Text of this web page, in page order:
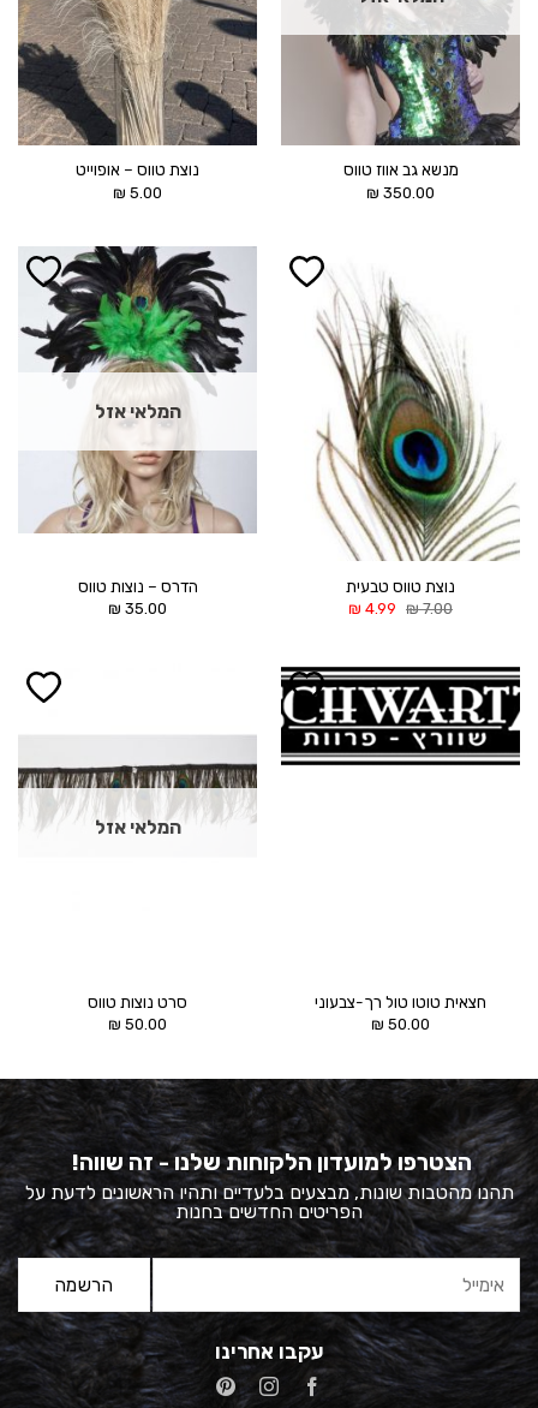
מנשא גב אווז טווס
350.00
₪
נוצת טווס – אופוייט
5.00
₪
הוסף ל
WISHLIST
נוצת טווס טבעית
7.00
₪ המחיר
4.99
₪
הוסף ל
WISHLIST
המלאי אזל
הדרס – נוצות טווס
35.00
₪
הוסף ל
WISHLIST
חצאית טוטו טול רך-צבעוני
50.00
₪
המלאי אזל
סרט נוצות טווס
50.00
₪
הצטרפו למועדון הלקוחות שלנו - זה שווה!
תהנו מהטבות שונות, מבצעים בלעדיים ותהיו הראשונים לדעת על
הפריטים החדשים בחנות
עקבו אחרינו